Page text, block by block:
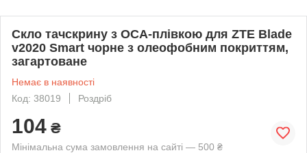
Скло тачскрину з OCA-плівкою для ZTE Blade
v2020 Smart чорне з олеофобним покриттям,
загартоване
Немає в наявності
Код: 38019
Роздріб
104 ₴
Мінімальна сума замовлення на сайті — 500 ₴